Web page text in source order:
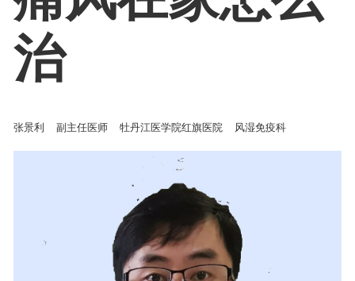
治
张景利 副主任医师 牡丹江医学院红旗医院 风湿免疫科